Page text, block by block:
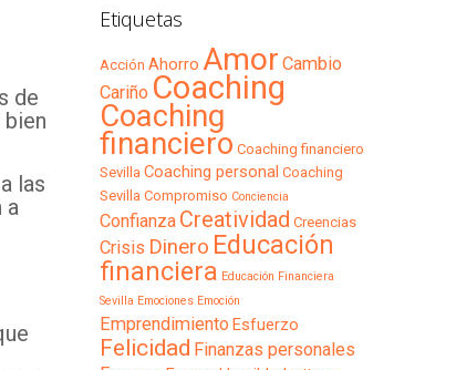
de
las
a
Etiquetas
Acción Ahorro Amor Cambio
Cariño Coaching
Coaching
financiero Coaching financiero
Sevilla Coaching personal Coaching
Sevilla Compromiso Conciencia
Confianza Creatividad Creencias
Crisis Dinero Educación
financiera Educación Financiera
Sevilla Emociones Emoción
EmprendimientoEsfuerzo
Felicidad Finanzas personales